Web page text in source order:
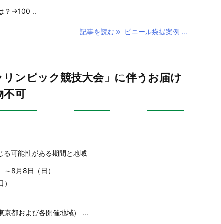
？→100 ...
記事を読む ビニール袋提案例 ...
ンピック競技大会」に伴うお届け
不可
可能性がある期間と地域
8月8日（日）
京都および各開催地域） ...